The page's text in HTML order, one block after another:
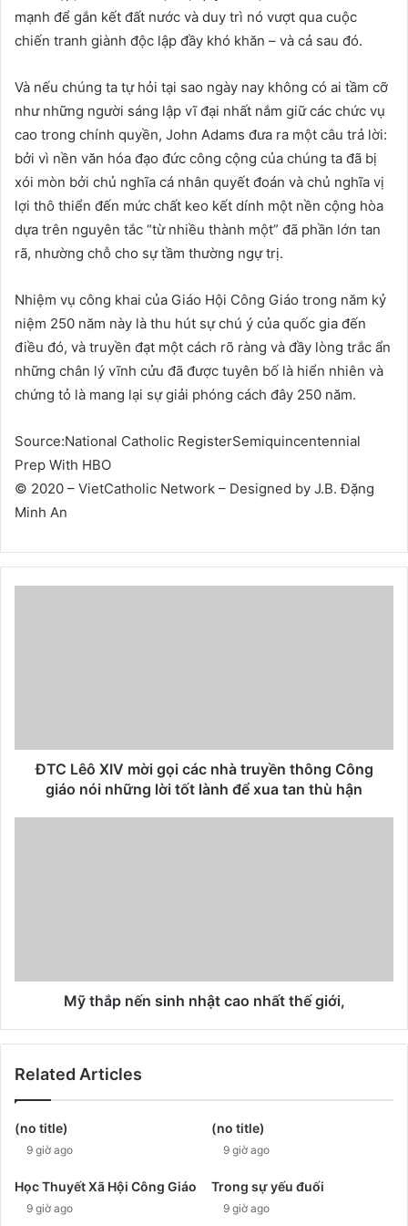
mạnh để gắn kết đất nước và duy trì nó vượt qua cuộc
chiến tranh giành độc lập đầy khó khăn – và cả sau đó.
Và nếu chúng ta tự hỏi tại sao ngày nay không có ai tầm cỡ
như những người sáng lập vĩ đại nhất nắm giữ các chức vụ
cao trong chính quyền, John Adams đưa ra một câu trả lời:
bởi vì nền văn hóa đạo đức công cộng của chúng ta đã bị
xói mòn bởi chủ nghĩa cá nhân quyết đoán và chủ nghĩa vị
lợi thô thiển đến mức chất keo kết dính một nền cộng hòa
dựa trên nguyên tắc “từ nhiều thành một” đã phần lớn tan
rã, nhường chỗ cho sự tầm thường ngự trị.
Nhiệm vụ công khai của Giáo Hội Công Giáo trong năm kỷ
niệm 250 năm này là thu hút sự chú ý của quốc gia đến
điều đó, và truyền đạt một cách rõ ràng và đầy lòng trắc ẩn
những chân lý vĩnh cửu đã được tuyên bố là hiển nhiên và
chứng tỏ là mang lại sự giải phóng cách đây 250 năm.
Source:National Catholic RegisterSemiquincentennial
Prep With HBO
© 2020 – VietCatholic Network – Designed by J.B. Đặng
Minh An
ĐTC Lêô XIV mời gọi các nhà truyền thông Công
giáo nói những lời tốt lành để xua tan thù hận
Mỹ thắp nến sinh nhật cao nhất thế giới,
Related Articles
(no title)
9 giờ ago
(no title)
9 giờ ago
Học Thuyết Xã Hội Công Giáo
9 giờ ago
Trong sự yếu đuối
9 giờ ago